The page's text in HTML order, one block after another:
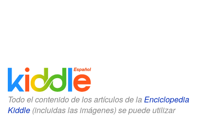
Todo el contenido de los artículos de la Enciclopedia
Kiddle (incluidas las imágenes) se puede utilizar